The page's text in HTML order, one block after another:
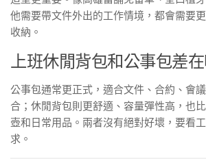
他需要帶文件外出的工作情境，都會需要
收納。
上班休閒背包和公事包差在
公事包通常更正式，適合文件、合約、會
合；休閒背包則更舒適、容量彈性高，也
壺和日常用品。兩者沒有絕對好壞，要看
求。